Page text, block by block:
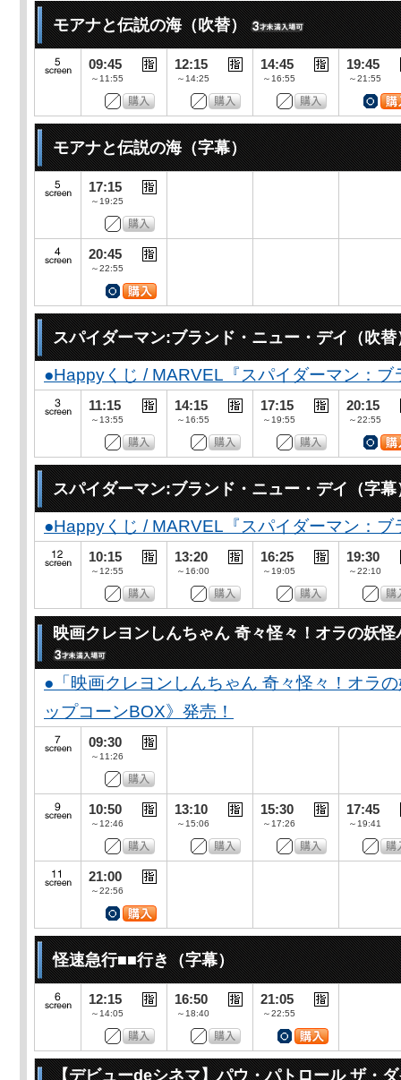
モアナと伝説の海（吹替）
09:45
～11:55
12:15
～14:25
14:45
～16:55
19:45
～21:55
モアナと伝説の海（字幕）
17:15
～19:25
20:45
～22:55
スパイダーマン:ブランド・ニュー・デイ（吹替
●Happyくじ / MARVEL『スパイダーマン：
11:15
～13:55
14:15
～16:55
17:15
～19:55
20:15
～22:55
スパイダーマン:ブランド・ニュー・デイ（字幕
●Happyくじ / MARVEL『スパイダーマン：
10:15
～12:55
13:20
～16:00
16:25
～19:05
19:30
～22:10
映画クレヨンしんちゃん 奇々怪々！オラの妖怪
●「映画クレヨンしんちゃん 奇々怪々！オラ
ップコーンBOX》発売！
09:30
～11:26
10:50
～12:46
13:10
～15:06
15:30
～17:26
17:45
～19:41
21:00
～22:56
怪速急行■■行き（字幕）
12:15
～14:05
16:50
～18:40
21:05
～22:55
【デビューdeシネマ】パウ・パトロール ザ・